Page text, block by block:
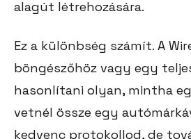
alagút létrehozására.
Ez a különbség számít. A
böngészőhöz vagy egy
hasonlítani olyan, mintha
vetnél össze egy
kedvenc protokollod, de